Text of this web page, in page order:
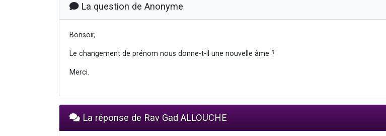
La question de Anonyme
Bonsoir,
Le changement de prénom nous donne-t-il une nouvelle âme ?
Merci.
La réponse de Rav Gad ALLOUCHE